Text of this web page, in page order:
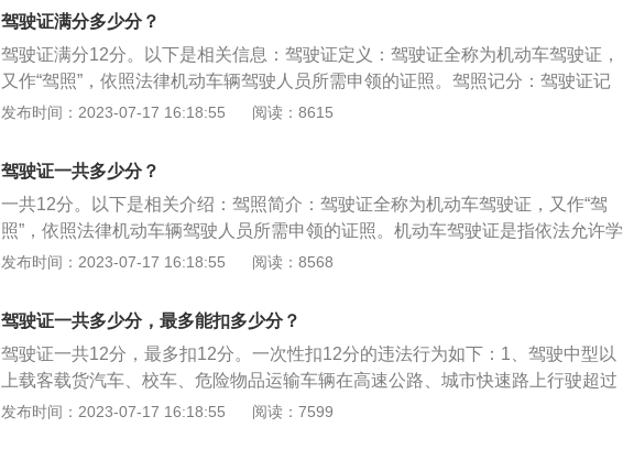
目三。科目一是指道路交通安全法律、法规和相关知识考试科目；科目二是指场
地驾驶技能考试科目；科目三考试分为两项内容，是指道路驾驶技能和安全文明
驾驶常识考试科目。安全文明驾驶常识考试在科目三之后进行，所以都习惯称之
为科目四考试。实际的官方说法中（即公安部123号令）没有科目四一说。
检）前往车管所。在填写《机动车驾驶证申请表》后，即可免费换证。
驾驶证满分多少分？
驾驶证满分12分。以下是相关信息：驾驶证定义：驾驶证全称为机动车驾驶证，
又作“驾照”，依照法律机动车辆驾驶人员所需申领的证照。驾照记分：驾驶证记
分是对驾驶人交通违法行为的处罚，依据道路交通安全违法行为的严重程度一次
驶人就失去驾驶资格，通常要不少于7天交通安全教育，考试合格后，方可恢复
驾驶资格。记分起到强行驾驶人遵守交通安全法作用，从而减少交通事故发案
率，但是执法中对驾驶人记分处罚丧失了严肃性、规范性，使记分流于形式。
发布时间：2023-07-17 16:18:55 阅读：8615
驾驶证一共多少分？
一共12分。以下是相关介绍：驾照简介：驾驶证全称为机动车驾驶证，又作“驾
照”，依照法律机动车辆驾驶人员所需申领的证照。机动车驾驶证是指依法允许学
习驾驶机动车的人员，经过学习，掌握了交通法规知识和驾驶技术后，经管理部
机动车驾驶证的六年有效期内，每个记分周期均未记满12分，换发十年有效期的
机动车驾驶证；在机动车驾驶证的十年有效期内，每个记分周期均未记满12分，
换发长期有效的机动车驾驶证。
发布时间：2023-07-17 16:18:55 阅读：8568
驾驶证一共多少分，最多能扣多少分？
驾驶证一共12分，最多扣12分。一次性扣12分的违法行为如下：1、驾驶中型以
上载客载货汽车、校车、危险物品运输车辆在高速公路、城市快速路上行驶超过
规定时速20%以上或者在高速公路、城市快速路以外的道路上行驶超过规定时速
发布时间：2023-07-17 16:18:55 阅读：7599